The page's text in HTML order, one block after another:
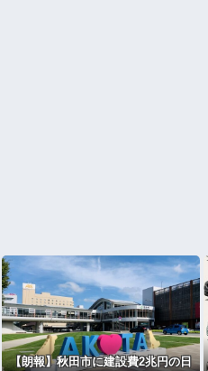
【朗報】秋田市に建設費2兆円の日